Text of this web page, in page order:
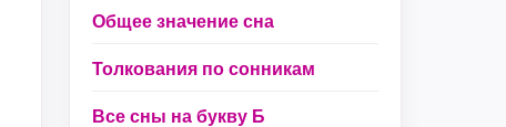
Общее значение сна
Толкования по сонникам
Все сны на букву Б